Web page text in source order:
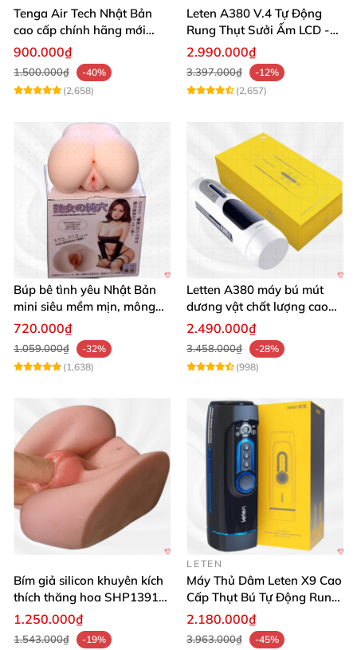
Tenga Air Tech Nhật Bản
cao cấp chính hãng mới
seal giá tốt
900.000₫
1.500.000₫
-40%
(2,658)
Leten A380 V.4 Tự Động
Rung Thụt Sưởi Ấm LCD -
Mua Ngay
2.990.000₫
3.397.000₫
-12%
(2,657)
Búp bê tình yêu Nhật Bản
mini siêu mềm mịn, mông
tròn quyến rũ
720.000₫
1.059.000₫
-32%
(1,638)
Letten A380 máy bú mút
dương vật chất lượng cao
giá tốt
2.490.000₫
3.458.000₫
-28%
(998)
Bím giả silicon khuyên kích
thích thăng hoa SHP1391
ShopHanhPhuc
1.250.000₫
1.543.000₫
-19%
LETEN
Máy Thủ Dâm Leten X9 Cao
Cấp Thụt Bú Tự Động Rung
Rên
2.180.000₫
3.963.000₫
-45%